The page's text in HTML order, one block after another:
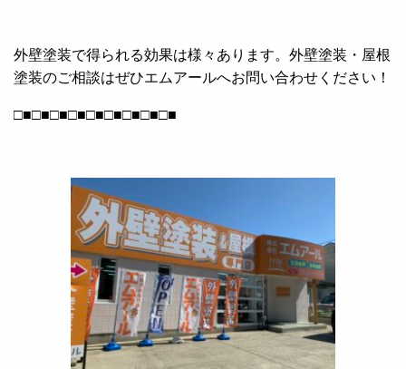
外壁塗装で得られる効果は様々あります。外壁塗装・屋根
塗装のご相談はぜひエムアールへお問い合わせください！
□■□■□■□■□■□■□■□■□■